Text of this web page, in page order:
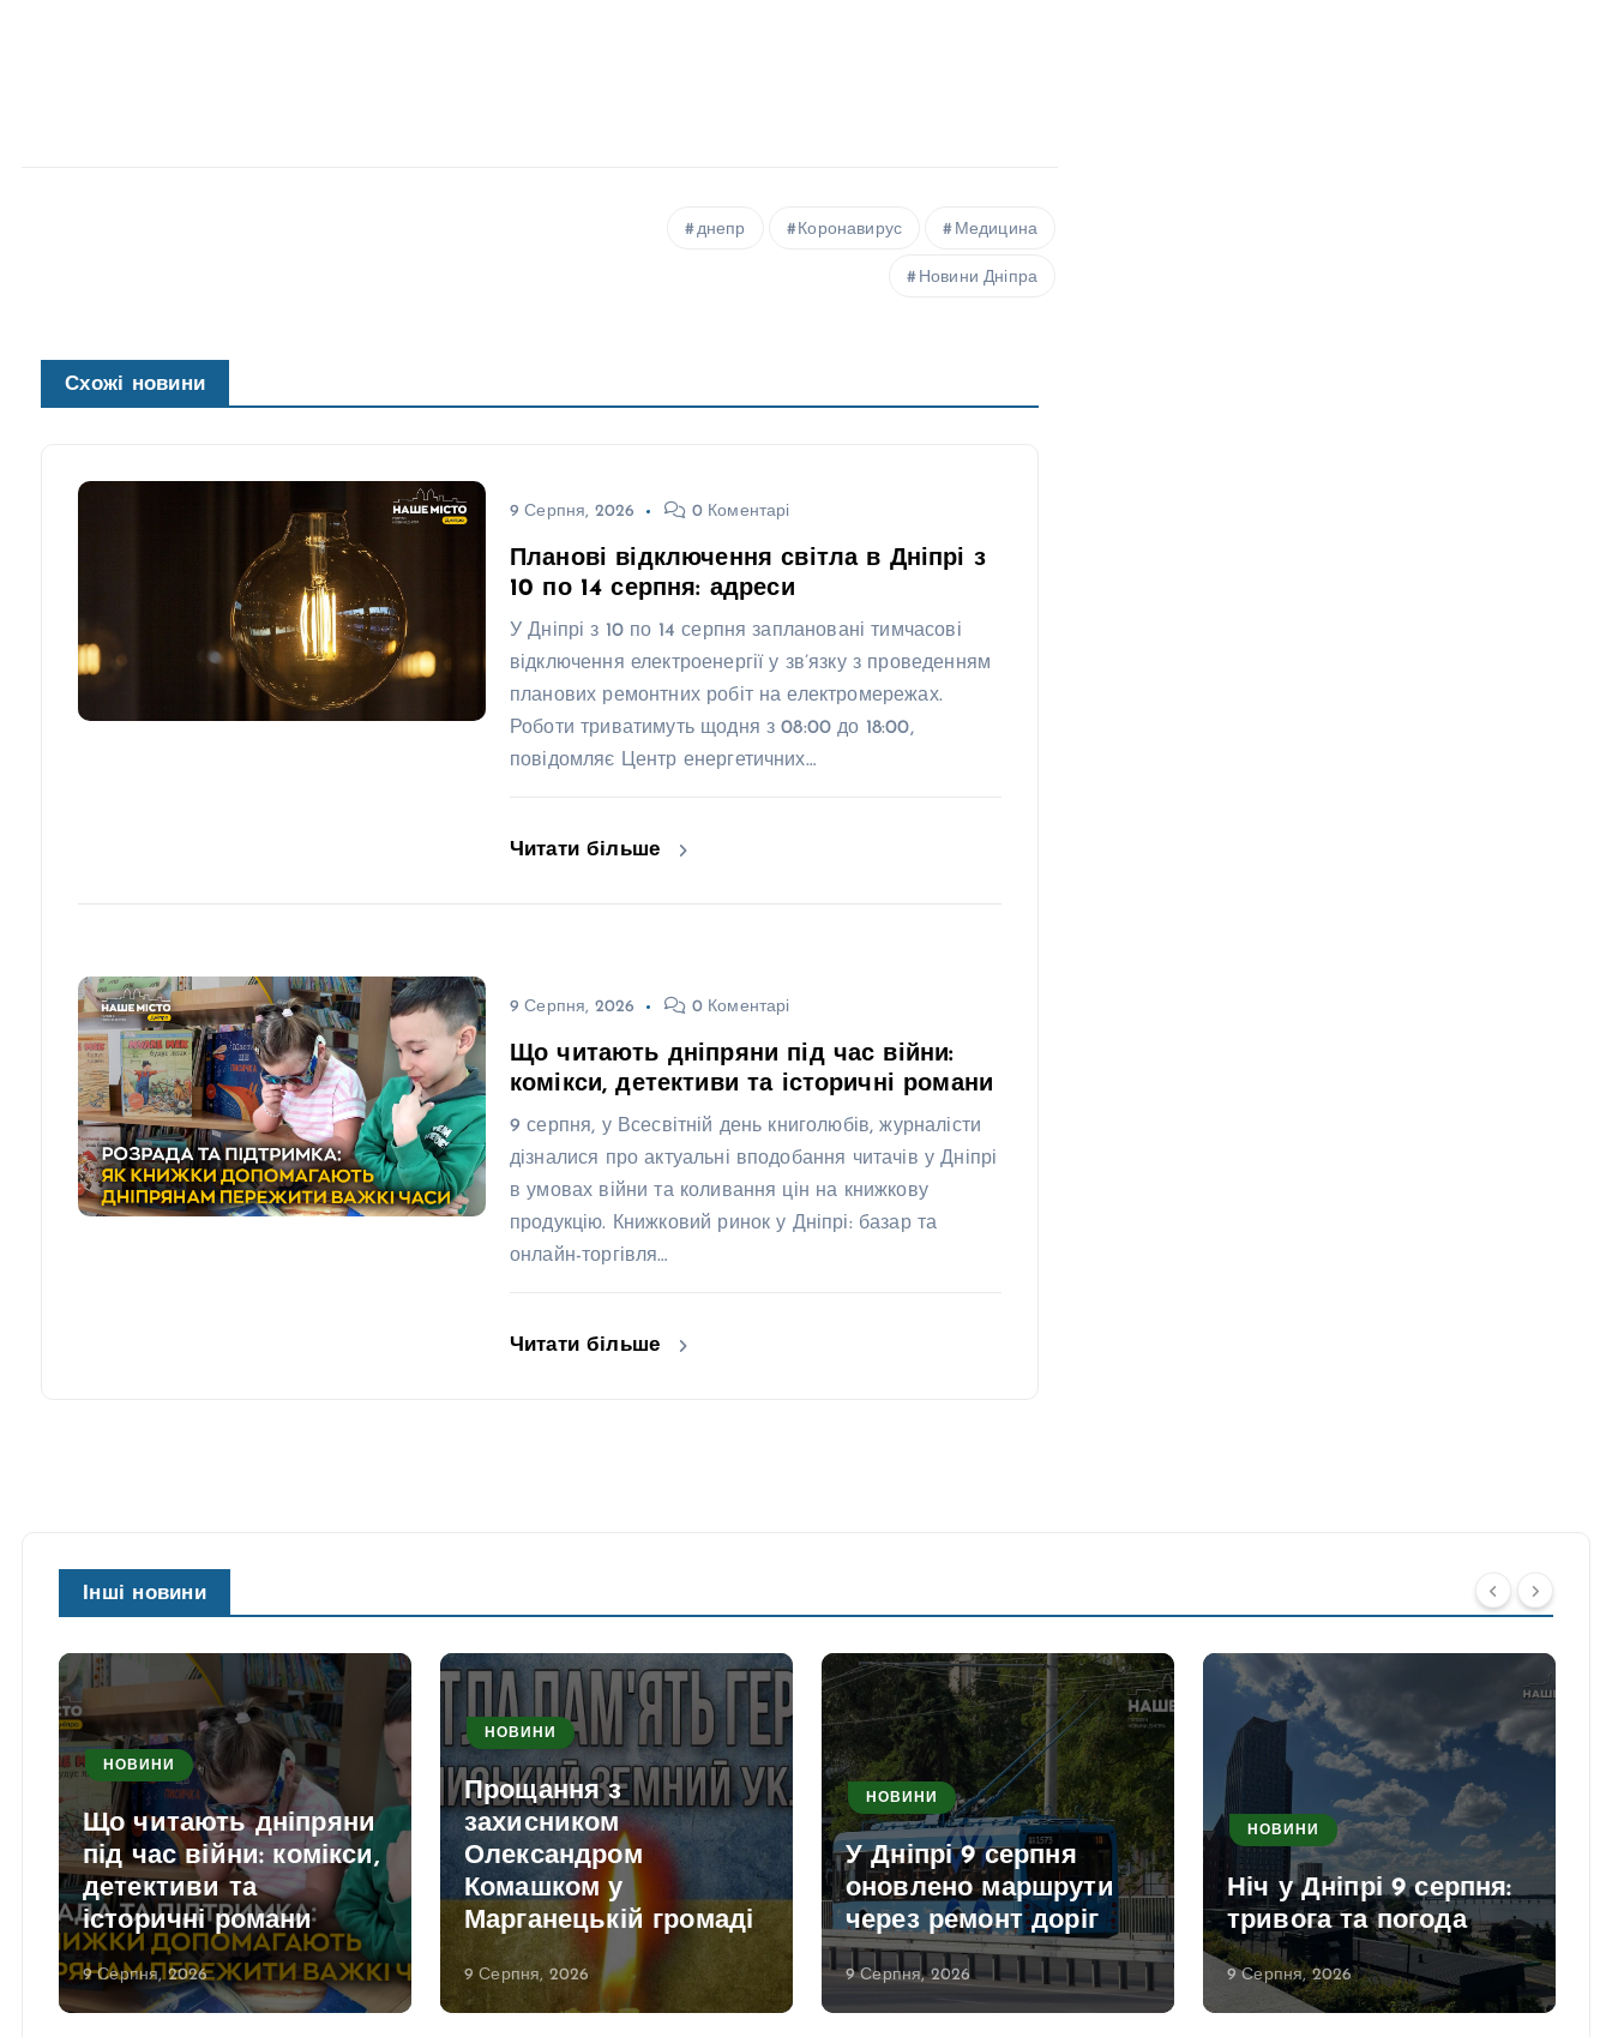
днепр Коронавирус Медицина
Новини Дніпра
Схожі новини
9 Серпня, 2026 0 Коментарі
Планові відключення світла в Дніпрі з
10 по 14 серпня: адреси
У Дніпрі з 10 по 14 серпня заплановані тимчасові
відключення електроенергії у зв’язку з проведенням
планових ремонтних робіт на електромережах.
Роботи триватимуть щодня з 08:00 до 18:00,
повідомляє Центр енергетичних…
Читати більше
9 Серпня, 2026 0 Коментарі
Що читають дніпряни під час війни:
комікси, детективи та історичні романи
9 серпня, у Всесвітній день книголюбів, журналісти
дізналися про актуальні вподобання читачів у Дніпрі
в умовах війни та коливання цін на книжкову
продукцію. Книжковий ринок у Дніпрі: базар та
онлайн-торгівля…
Читати більше
Інші новини
НОВИНИ
Що читають дніпряни
під час війни: комікси,
детективи та
історичні романи
9 Серпня, 2026
НОВИНИ
Прощання з
захисником
Олександром
Комашком у
Марганецькій громаді
9 Серпня, 2026
НОВИНИ
У Дніпрі 9 серпня
оновлено маршрути
через ремонт доріг
9 Серпня, 2026
НОВИНИ
Ніч у Дніпрі 9 серпня:
тривога та погода
9 Серпня, 2026